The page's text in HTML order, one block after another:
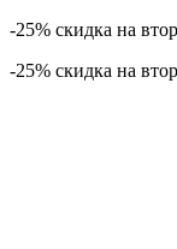
-25% скидка на
-25% скидка на